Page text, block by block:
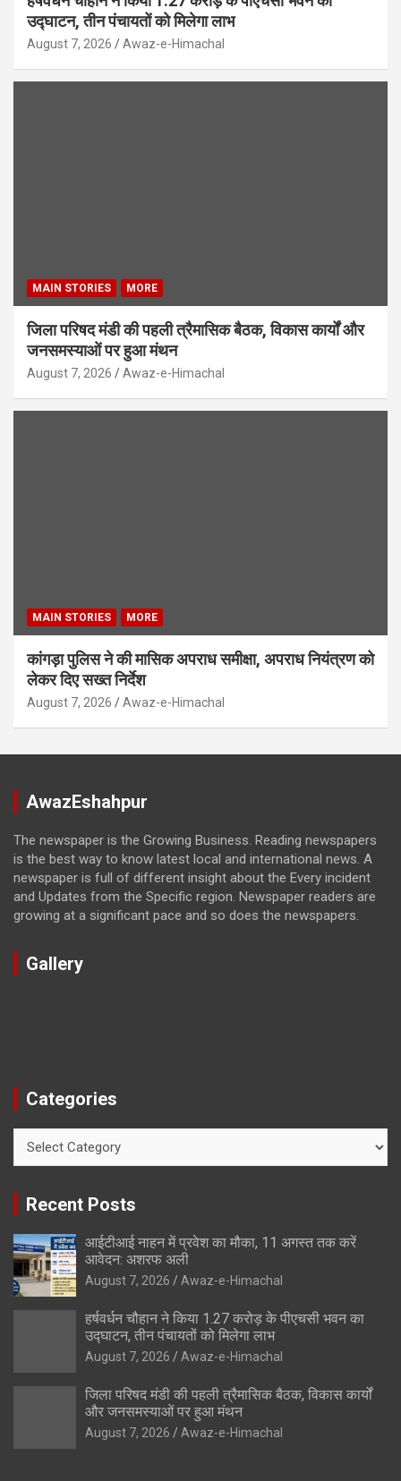
उद्घाटन, तीन पंचायतों को मिलेगा लाभ
August 7, 2026 Awaz-e-Himachal
MAIN STORIES MORE
जिला परिषद मंडी की पहली त्रैमासिक बैठक, विकास कार्यों और
जनसमस्याओं पर हुआ मंथन
August 7, 2026 Awaz-e-Himachal
MAIN STORIES MORE
कांगड़ा पुलिस ने की मासिक अपराध समीक्षा, अपराध नियंत्रण को
लेकर दिए सख्त निर्देश
August 7, 2026 Awaz-e-Himachal
AwazEshahpur
The newspaper is the Growing Business. Reading newspapers
is the best way to know latest local and international news. A
newspaper is full of different insight about the Every incident
and Updates from the Specific region. Newspaper readers are
growing at a significant pace and so does the newspapers.
Gallery
Categories
Recent Posts
आईटीआई नाहन में प्रवेश का मौका, 11 अगस्त तक करें
आवेदन: अशरफ अली
August 7, 2026 Awaz-e-Himachal
हर्षवर्धन चौहान ने किया 1.27 करोड़ के पीएचसी भवन का
उद्घाटन, तीन पंचायतों को मिलेगा लाभ
August 7, 2026 Awaz-e-Himachal
जिला परिषद मंडी की पहली त्रैमासिक बैठक, विकास कार्यों
और जनसमस्याओं पर हुआ मंथन
August 7, 2026 Awaz-e-Himachal